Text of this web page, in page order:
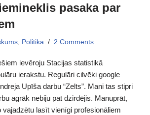
pasaka par
, Politika 2 Comments
ievēroju Stacijas statistikā
ierakstu. Regulāri cilvēki google
Upīša darbu “Zelts”. Mani tas stipri
agrāk nebiju pat dzirdējis. Manuprāt,
lasīt vienīgi profesionāliem